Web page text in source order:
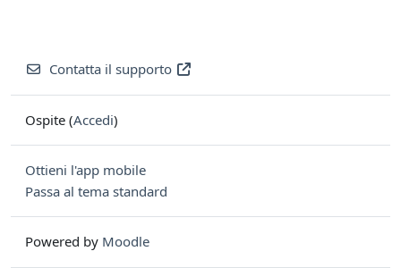
Contatta il supporto
Ospite (Accedi)
Ottieni l'app mobile
Passa al tema standard
Powered by Moodle